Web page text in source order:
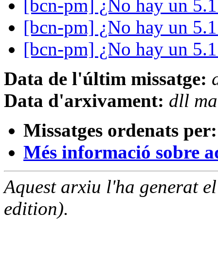
[bcn-pm] ¿No hay un
[bcn-pm] ¿No hay un
[bcn-pm] ¿No hay un
Data de l'últim missatge:
Data d'arxivament: dll
Missatges ordenats per:
Més informació sobre
Aquest arxiu l'ha generat
edition).